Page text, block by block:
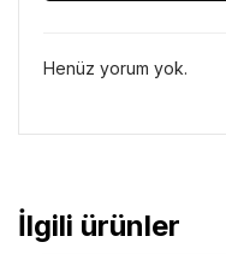
Henüz yorum yok.
İlgili ürünler